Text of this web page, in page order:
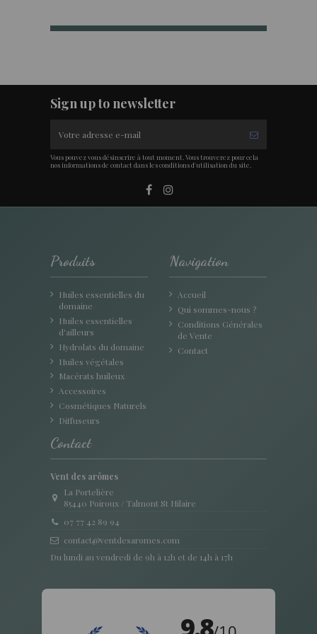
Sign up to newsletter
Vous pouvez vous désinscrire à tout moment. Vous trouverez pour cela
nos informations de contact dans les conditions d'utilisation du site.
Produits
Huiles essentielles du
domaine
Huiles essentielles
d'ailleurs
Hydrolats du domaine
Huiles végétales
Macérats huileux
Accessoires
Cosmétiques Naturels
Diffuseurs
Navigation
Accueil
Qui sommes-nous ?
Conditions Générales
de Vente
Contact
Contact
Vent des arômes
La Portelière
85440 Poiroux / Talmont St Hilaire
07 77 42 89 94
contact@ventdesaromes.com
Du lundi au vendredi de 9h à 12h et de 14h à 17h